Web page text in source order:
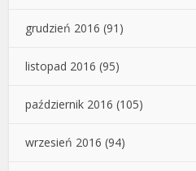
grudzień 2016 (91)
listopad 2016 (95)
październik 2016 (105)
wrzesień 2016 (94)